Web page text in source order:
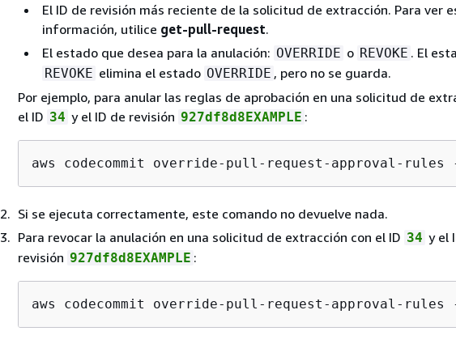
El ID de revisión más reciente de la solicitud de extracción. Para ver
información, utilice get-pull-request.
El estado que desea para la anulación: OVERRIDE o REVOKE . El
REVOKE elimina el estado OVERRIDE , pero no se guarda.
Por ejemplo, para anular las reglas de aprobación en una solicitud de
el ID 34 y el ID de revisión 927df8d8EXAMPLE :
aws codecommit override-pull-request-approval-
Si se ejecuta correctamente, este comando no devuelve nada.
Para revocar la anulación en una solicitud de extracción con el ID 34 y el
revisión 927df8d8EXAMPLE :
aws codecommit override-pull-request-approval-